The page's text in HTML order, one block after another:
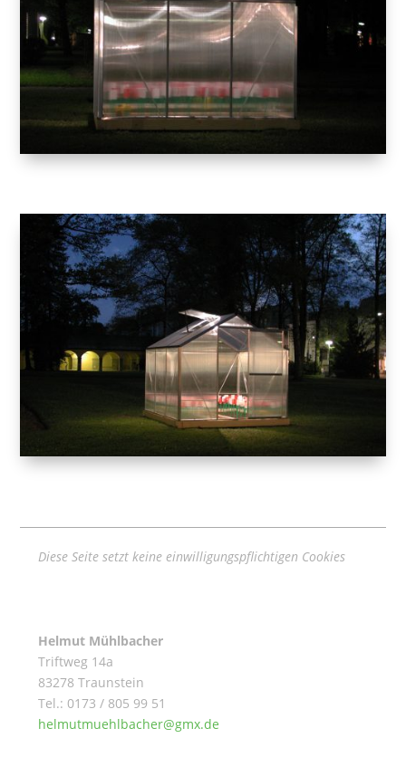
Diese Seite setzt keine einwilligungspflichtigen Cookies
Helmut Mühlbacher
Triftweg 14a
83278 Traunstein
Tel.: 0173 / 805 99 51
helmutmuehlbacher@gmx.de